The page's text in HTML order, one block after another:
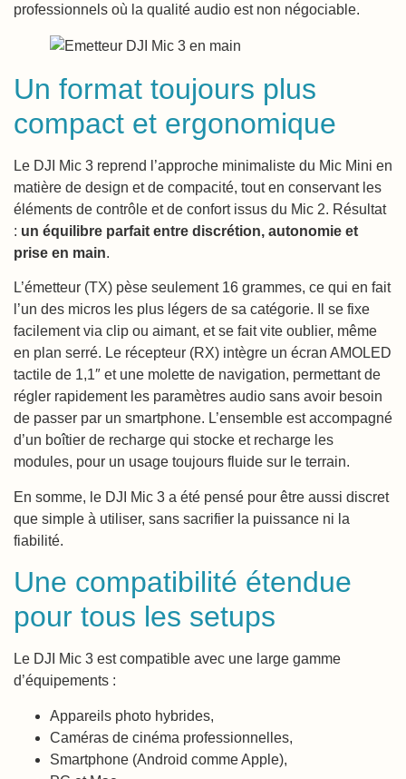
professionnels où la qualité audio est non négociable.
Un format toujours plus
compact et ergonomique
Le DJI Mic 3 reprend l’approche minimaliste du Mic Mini en
matière de design et de compacité, tout en conservant les
éléments de contrôle et de confort issus du Mic 2. Résultat
: un équilibre parfait entre discrétion, autonomie et
prise en main.
L’émetteur (TX) pèse seulement 16 grammes, ce qui en fait
l’un des micros les plus légers de sa catégorie. Il se fixe
facilement via clip ou aimant, et se fait vite oublier, même
en plan serré. Le récepteur (RX) intègre un écran AMOLED
tactile de 1,1″ et une molette de navigation, permettant de
régler rapidement les paramètres audio sans avoir besoin
de passer par un smartphone. L’ensemble est accompagné
d’un boîtier de recharge qui stocke et recharge les
modules, pour un usage toujours fluide sur le terrain.
En somme, le DJI Mic 3 a été pensé pour être aussi discret
que simple à utiliser, sans sacrifier la puissance ni la
fiabilité.
Une compatibilité étendue
pour tous les setups
Le DJI Mic 3 est compatible avec une large gamme
d’équipements :
Appareils photo hybrides,
Caméras de cinéma professionnelles,
Smartphone (Android comme Apple),